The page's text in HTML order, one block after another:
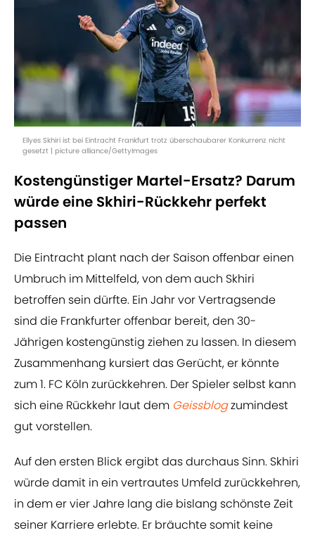
Ellyes Skhiri ist bei Eintracht Frankfurt trotz überschaubarer Konkurrenz nicht
gesetzt | picture alliance/GettyImages
Kostengünstiger Martel-Ersatz? Darum
würde eine Skhiri-Rückkehr perfekt
passen
Die Eintracht plant nach der Saison offenbar einen
Umbruch im Mittelfeld, von dem auch Skhiri
betroffen sein dürfte. Ein Jahr vor Vertragsende
sind die Frankfurter offenbar bereit, den 30-
Jährigen kostengünstig ziehen zu lassen. In diesem
Zusammenhang kursiert das Gerücht, er könnte
zum 1. FC Köln zurückkehren. Der Spieler selbst kann
sich eine Rückkehr laut dem Geissblogzumindest
gut vorstellen.
Auf den ersten Blick ergibt das durchaus Sinn. Skhiri
würde damit in ein vertrautes Umfeld zurückkehren,
in dem er vier Jahre lang die bislang schönste Zeit
seiner Karriere erlebte. Er bräuchte somit keine